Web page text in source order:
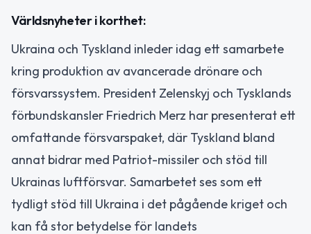
Världsnyheter i korthet:
Ukraina och Tyskland inleder idag ett samarbete
kring produktion av avancerade drönare och
försvarssystem. President Zelenskyj och Tysklands
förbundskansler Friedrich Merz har presenterat ett
omfattande försvarspaket, där Tyskland bland
annat bidrar med Patriot-missiler och stöd till
Ukrainas luftförsvar. Samarbetet ses som ett
tydligt stöd till Ukraina i det pågående kriget och
kan få stor betydelse för landets